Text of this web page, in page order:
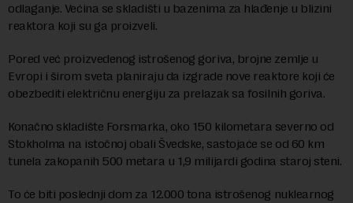
odlaganje. Većina se skladišti u bazenima za hlađenje u blizini
reaktora koji su ga proizveli.
Pored već proizvedenog istrošenog goriva, brojne zemlje u
Evropi i širom sveta planiraju da izgrade nove reaktore koji će
obezbediti električnu energiju za prelazak sa fosilnih goriva.
Konačno skladište Forsmarka, oko 150 kilometara severno od
Stokholma na istočnoj obali Švedske, sastojaće se od 60 km
tunela zakopanih 500 metara u 1,9 milijardi godina staroj steni.
To će biti poslednji dom za 12.000 tona istrošenog nuklearnog